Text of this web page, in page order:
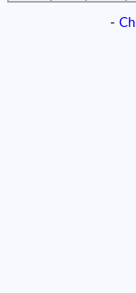
-